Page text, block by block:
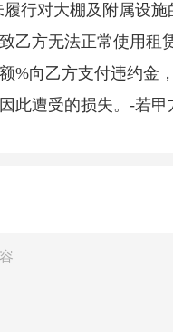
行对大棚及附属设施
乙方无法正常使用租
%向乙方支付违约金
此遭受的损失。-若甲
前解除协议给乙方造
议约定按时足额支付